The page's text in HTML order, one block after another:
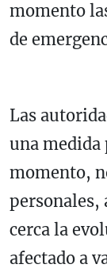
momento
de
Las
una medida
momento,
personales,
cerca la
afectado a